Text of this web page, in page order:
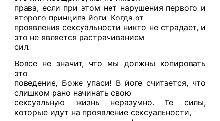
права, если при этом нет нарушения первого и
второго принципа йоги. Когда от
проявления сексуальности никто не страдает, и
это не является растрачиванием
сил.
Вовсе не значит, что мы должны копировать
это
поведение, Боже упаси! В йоге считается, что
слишком рано начинать свою
сексуальную жизнь неразумно. Те силы,
которые идут на проявление сексуальности,